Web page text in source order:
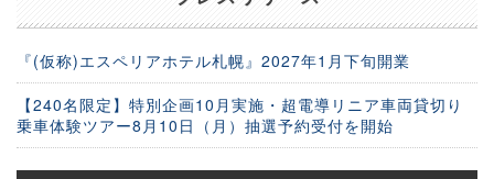
『(仮称)エスペリアホテル札幌』2027年1月下旬開業
【240名限定】特別企画10月実施・超電導リニア車両貸切り
乗車体験ツアー8月10日（月）抽選予約受付を開始